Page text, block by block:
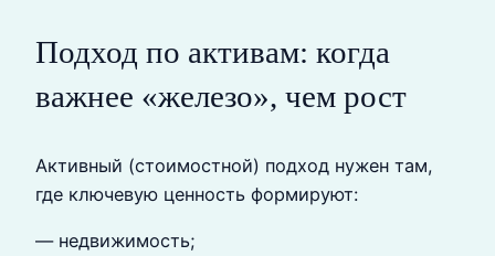
Подход по активам: когда
важнее «железо», чем рост
Активный (стоимостной) подход нужен там,
где ключевую ценность формируют:
— недвижимость;